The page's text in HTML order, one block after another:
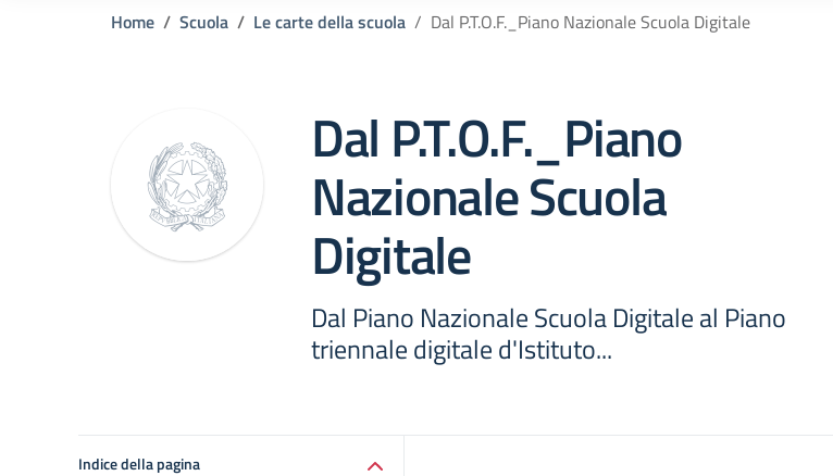
Home Scuola Le carte della scuola Dal P.T.O.F._Piano Nazionale Scuola Digitale
Dal P.T.O.F._Piano
Nazionale Scuola
Digitale
Dal Piano Nazionale Scuola Digitale al Piano
triennale digitale d'Istituto...
Indice della pagina